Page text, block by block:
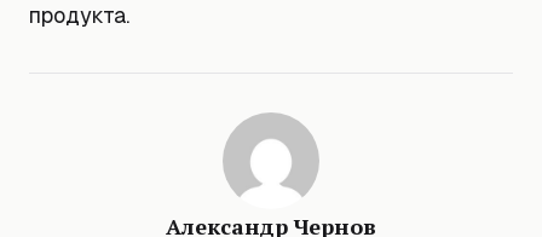
продукта.
Александр Чернов